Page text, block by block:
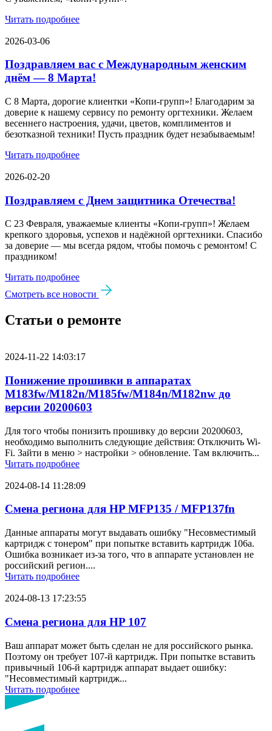
Читать подробнее
2026-03-06
Поздравляем вас с Международным женским
днём — 8 Марта!
С 8 Марта, дорогие клиентки «Копи‑групп»! Благодарим за
доверие к нашему сервису по ремонту оргтехники. Желаем
весеннего настроения, удачи, цветов, комплиментов и
безотказной техники! Пусть праздник будет незабываемым!
Читать подробнее
2026-02-20
Поздравляем с Днем защитника Отечества!
С 23 Февраля, уважаемые клиенты «Копи‑групп»! Желаем
крепкого здоровья, успехов и надёжной оргтехники. Спасибо
за доверие — мы всегда рядом, чтобы помочь с ремонтом! С
праздником!
Читать подробнее
Смотреть все новости
Статьи о ремонте
2024-11-22 14:03:17
Понижение прошивки в аппаратах
M183fw/M182n/M185fw/M184n/M182nw до
версии 20200603
Для того чтобы понизить прошивку до версии 20200603,
необходимо выполнить следующие действия: Отключить Wi-
Fi. Зайти в меню > настройки > обновление. Там включить...
Читать подробнее
2024-08-14 11:28:09
Смена региона для HP MFP135 / MFP137fn
Данные аппараты могут выдавать ошибку "Несовместимый
картридж с тонером" при попытке вставить картридж 106a.
Ошибка возникает из-за того, что в аппарате установлен не
российский регион....
Читать подробнее
2024-08-13 17:23:55
Смена региона для HP 107
Ваш аппарат может быть сделан не для российского рынка.
Поэтому он требует 107-й картридж. При попытке вставить
привычный 106-й картридж аппарат выдает ошибку:
"Несовместимый картридж...
Читать подробнее